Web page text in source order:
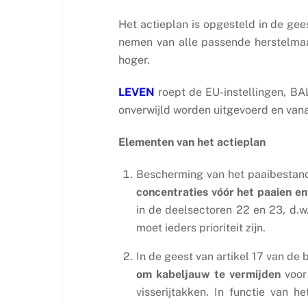
Het actieplan is opgesteld in de
nemen van alle passende
hoger.
LEVEN roept de EU-instellingen,
onverwijld worden uitgevoerd en
Elementen van het actieplan
Bescherming van het
concentraties vóór het paaien
in de deelsectoren 22 en 23,
moet ieders prioriteit zijn.
In de geest van artikel 17 van de
om kabeljauw te vermijden
visserijtakken. In functie van